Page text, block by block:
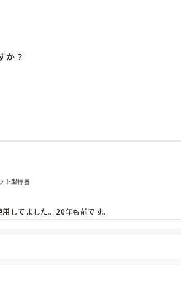
か？
ト型特養
してました。20年も前です。